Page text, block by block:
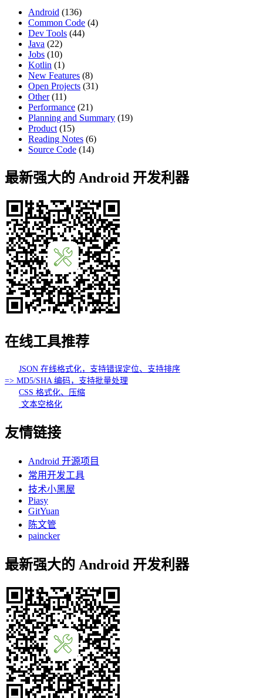
Android (136)
Common Code (4)
Dev Tools (44)
Java (22)
Jobs (10)
Kotlin (1)
New Features (8)
Open Projects (31)
Other(11)
Performance (21)
Planning and Summary (19)
Product (15)
Reading Notes (6)
Source Code (14)
最新强大的 Android 开发利器
在线工具推荐
JSON 在线格式化，支持错误定位、支持排序
=> MD5/SHA 编码，支持批量处理
CSS 格式化、压缩
文本空格化
友情链接
Android 开源项目
常用开发工具
技术小黑屋
Piasy
GitYuan
陈文管
paincker
最新强大的 Android 开发利器